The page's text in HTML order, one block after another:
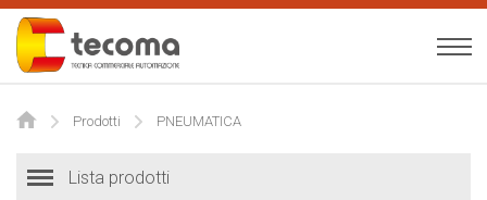
Azienda
Prodotti PNEUMATICA
Lista prodotti